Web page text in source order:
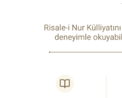
"Şimdi
yapan,